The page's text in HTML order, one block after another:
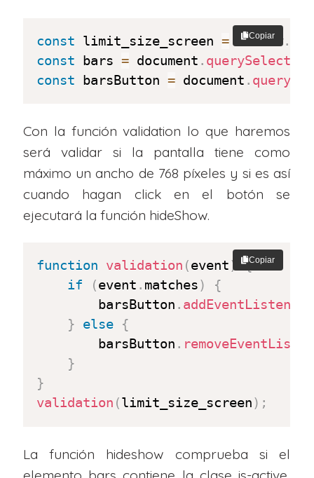
const limit_size_screen = window.
const bars = document . querySelector
const barsButton = document .
Copiar
Con la función validation lo que haremos
será validar si la pantalla tiene como
máximo un ancho de 768 píxeles y si es así
cuando hagan click en el botón se
ejecutará la función hideShow.
function validation (event)
{
if
(event . matches)
{
		barsButton
. addEventListener
} else {
		barsButton
.
}
}
validation (limit_size_screen) ;
Copiar
La función hideshow comprueba si el